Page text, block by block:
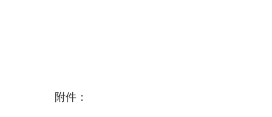
附件：